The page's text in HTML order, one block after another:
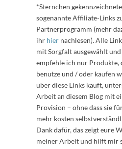
*Sternchen
sogenannte Affiliate-Links
Partnerprogramm (mehr
ihr hier nachlesen). Alle
mit Sorgfalt ausgewählt
empfehle ich nur Produkte,
benutze und / oder kaufen
über diese Links kauft,
Arbeit an diesem Blog mit
Provision – ohne dass sie
mehr kosten
Dank dafür, das zeigt eure
meiner Arbeit und hilft mir